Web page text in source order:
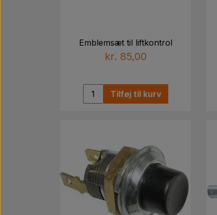
Emblemsæt til liftkontrol
kr. 85,00
Tilføj til kurv